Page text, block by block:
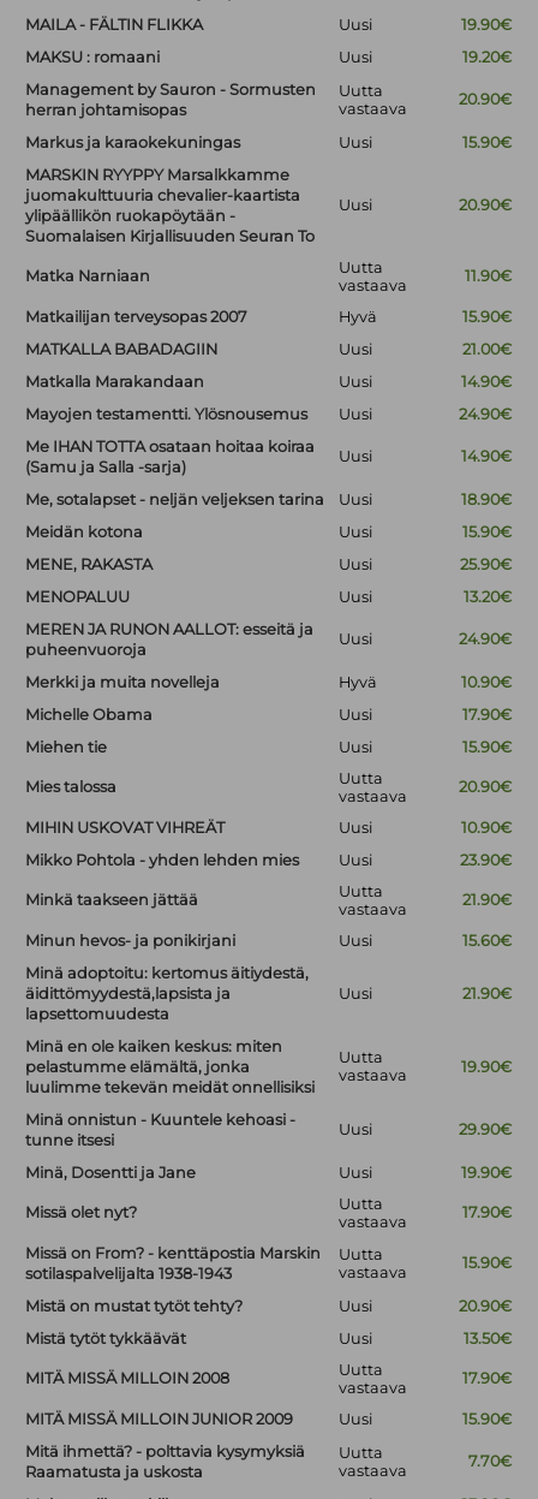
MAILA - FÄLTIN FLIKKA
Uusi
19.90€
MAKSU : romaani
Uusi
19.20€
Management by Sauron - Sormusten
herran johtamisopas
Uutta
vastaava
20.90€
Markus ja karaokekuningas Uusi
15.90€
MARSKIN RYYPPY Marsalkkamme
juomakulttuuria chevalier-kaartista
ylipäällikön ruokapöytään -
Suomalaisen Kirjallisuuden Seuran To
Uusi 20.90€
Matka Narniaan
Uutta
vastaava
11.90€
Matkailijan terveysopas 2007 Hyvä
15.90€
MATKALLA BABADAGIIN
Uusi
21.00€
Matkalla Marakandaan
Uusi
14.90€
Mayojen testamentti. Ylösnousemus
Uusi
24.90€
Me IHAN TOTTA osataan hoitaa koiraa
(Samu ja Salla -sarja)
Uusi 14.90€
Me, sotalapset - neljän veljeksen tarina Uusi
18.90€
Meidän kotona
Uusi
15.90€
MENE, RAKASTA
Uusi
25.90€
MENOPALUU
Uusi
13.20€
MEREN JA RUNON AALLOT: esseitä ja
puheenvuoroja
Uusi 24.90€
Merkki ja muita novelleja Hyvä
10.90€
Michelle Obama
Uusi
17.90€
Miehen tie
Uusi 15.90€
Mies talossa
Uutta
vastaava
20.90€
MIHIN USKOVAT VIHREÄT Uusi
10.90€
Mikko Pohtola - yhden lehden mies
Uusi 23.90€
Minkä taakseen jättää
Uutta
vastaava
21.90€
Minun hevos- ja ponikirjani Uusi
15.60€
Minä adoptoitu: kertomus äitiydestä,
äidittömyydestä,lapsista ja
lapsettomuudesta
Uusi 21.90€
Minä en ole kaiken keskus: miten
pelastumme elämältä, jonka
luulimme tekevän meidät onnellisiksi
Uutta
vastaava
19.90€
Minä onnistun - Kuuntele kehoasi -
tunne itsesi
Uusi 29.90€
Minä, Dosentti ja Jane Uusi 19.90€
Missä olet nyt?
Uutta
vastaava
17.90€
Missä on From? - kenttäpostia Marskin
sotilaspalvelijalta 1938-1943
Uutta
vastaava
15.90€
Mistä on mustat tytöt tehty? Uusi
20.90€
Mistä tytöt tykkäävät
Uusi 13.50€
MITÄ MISSÄ MILLOIN 2008
Uutta
vastaava
17.90€
MITÄ MISSÄ MILLOIN JUNIOR 2009 Uusi
15.90€
Mitä ihmettä? - polttavia kysymyksiä
Raamatusta ja uskosta
Uutta
vastaava
7.70€